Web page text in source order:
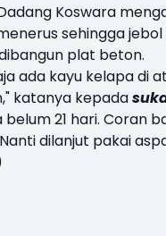
Koswara
sehingga
plat beton.
ada kayu kelapa di
katanya kepada
21 hari. Coran
dilanjut pakai